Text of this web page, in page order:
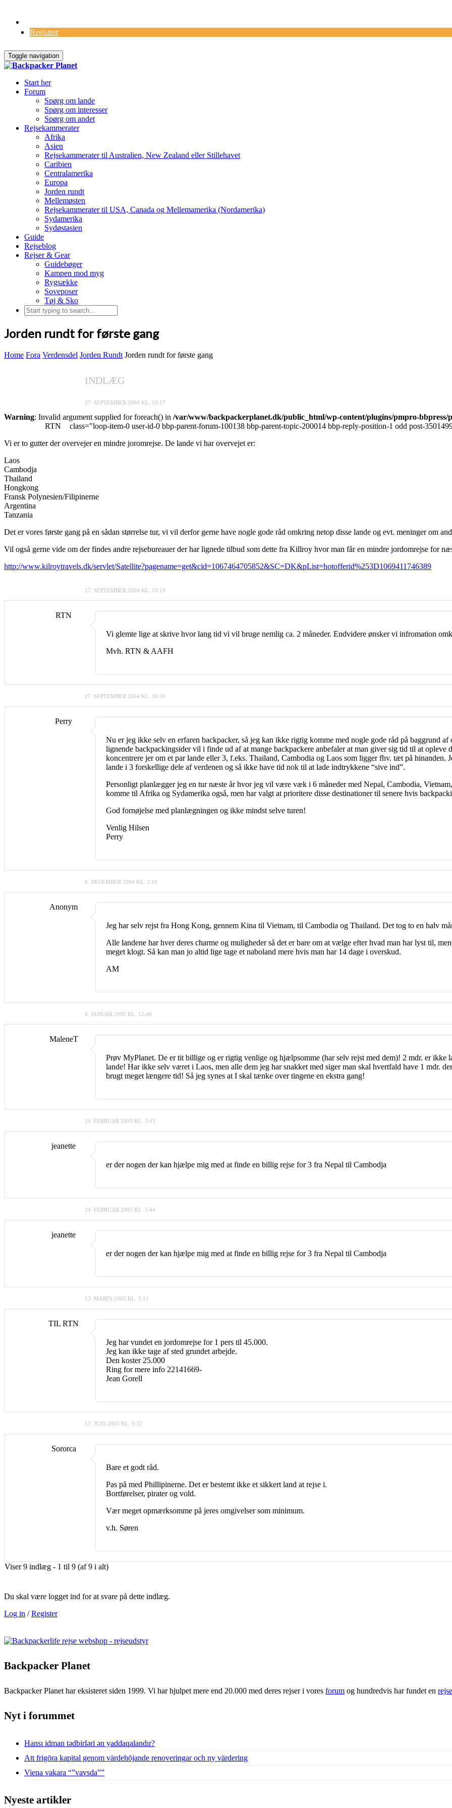
Registrer
Toggle navigation
Start her
Forum
Spørg om lande
Spørg om interesser
Spørg om andet
Rejsekammerater
Afrika
Asien
Rejsekammerater til Australien, New Zealand eller Stillehavet
Caribien
Centralamerika
Europa
Jorden rundt
Mellemøsten
Rejsekammerater til USA, Canada og Mellemamerika (Nordamerika)
Sydamerika
Sydøstasien
Guide
Rejseblog
Rejser & Gear
Guidebøger
Kampen mod myg
Rygsække
Soveposer
Tøj & Sko
Jorden rundt for første gang
Home Fora Verdensdel Jorden Rundt Jorden rundt for første gang
INDLÆG
27. SEPTEMBER 2004 KL. 10:17
Warning: Invalid argument supplied for foreach() in /var/www/backpackerplanet.dk/public_html/wp-content/plugins/pmpro-bbpress/
class="loop-item-0 user-id-0 bbp-parent-forum-100138 bbp-parent-topic-200014 bbp-reply-position-1 odd post-
RTN
Vi er to gutter der overvejer en mindre joromrejse. De lande vi har overvejet er:
Laos
Cambodja
Thailand
Hongkong
Fransk Polynesien/Filipinerne
Argentina
Tanzania
Det er vores første gang på en sådan størrelse tur, vi vil derfor gerne have nogle gode råd omkring netop disse lande og evt. meninger om
Vil også gerne vide om der findes andre rejsebureauer der har lignede tilbud som dette fra Killroy hvor man får en mindre jordomrejse for
http://www.kilroytravels.dk/servlet/Satellite?pagename=get&cid=1067464705852&SC=DK&pList=hotofferid%253D1069411746389
27. SEPTEMBER 2004 KL. 10:19
RTN
Vi glemte lige at skrive hvor lang tid vi vil bruge nemlig ca. 2 måneder. Endvidere ønsker vi infromation
Mvh. RTN & AAFH
27. SEPTEMBER 2004 KL. 10:50
Perry
Nu er jeg ikke selv en erfaren backpacker, så jeg kan ikke rigtig komme med nogle gode råd på baggrund
lignende backpackingsider vil i finde ud af at mange backpackere anbefaler at man giver sig tid til at
koncentrere jer om et par lande eller 3, f.eks. Thailand, Cambodia og Laos som ligger fhv. tæt på hinanden.
lande i 3 forskellige dele af verdenen og så ikke have tid nok til at lade indtrykkene “sive ind”.
Personligt planlægger jeg en tur næste år hvor jeg vil være væk i 6 måneder med Nepal, Cambodia,
komme til Afrika og Sydamerika også, men har valgt at prioritere disse destinationer til senere hvis
God fornøjelse med planlægningen og ikke mindst selve turen!
Venlig Hilsen
Perry
6. DECEMBER 2004 KL. 2:10
Anonym
Jeg har selv rejst fra Hong Kong, gennem Kina til Vietnam, til Cambodia og Thailand. Det tog to en halv
Alle landene har hver deres charme og muligheder så det er bare om at vælge efter hvad man har lyst til,
meget klogt. Så kan man jo altid lige tage et naboland mere hvis man har 14 dage i overskud.
AM
6. JANUAR 2005 KL. 12:46
MaleneT
Prøv MyPlanet. De er tit billige og er rigtig venlige og hjælpsomme (har selv rejst med dem)! 2 mdr. er
lande! Har ikke selv været i Laos, men alle dem jeg har snakket med siger man skal hvertfald have 1 mdr.
brugt meget længere tid! Så jeg synes at I skal tænke over tingene en ekstra gang!
24. FEBRUAR 2005 KL. 5:43
jeanette
er der nogen der kan hjælpe mig med at finde en billig rejse for 3 fra Nepal til Cambodja
24. FEBRUAR 2005 KL. 5:44
jeanette
er der nogen der kan hjælpe mig med at finde en billig rejse for 3 fra Nepal til Cambodja
13. MARTS 2005 KL. 5:11
TIL RTN
Jeg har vundet en jordomrejse for 1 pers til 45.000.
Jeg kan ikke tage af sted grundet arbejde.
Den koster 25.000
Ring for mere info 22141669-
Jean Gorell
13. JUNI 2005 KL. 9:32
Sororca
Bare et godt råd.
Pas på med Phillipinerne. Det er bestemt ikke et sikkert land at rejse i.
Bortførelser, pirater og vold.
Vær meget opmærksomme på jeres omgivelser som minimum.
v.h. Søren
Viser 9 indlæg - 1 til 9 (af 9 i alt)
Du skal være logget ind for at svare på dette indlæg.
Log in /Register
Backpacker Planet
Backpacker Planet har eksisteret siden 1999. Vi har hjulpet mere end 20.000 med deres rejser i vores forum og hundredvis har fundet en
Nyt i forummet
Hansı idman tədbirləri ən yaddaqalandır?
Att frigöra kapital genom värdehöjande renoveringar och ny värdering
Viena vakara “”vavsda””
Nyeste artikler